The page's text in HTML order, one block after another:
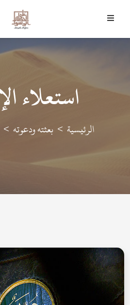
وَمَا أَرْسَلْنَاكَ إِلا رَحْمَةً
استعلاء
الرئيسية بعثته ودعوته